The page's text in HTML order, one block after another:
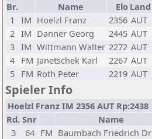
Br.
Name Elo Land
1
IM Hoelzl Franz 2356 AUT
2 IM Danner Georg 2445 AUT
3 IM Wittmann Walter 2272 AUT
4 FM Janetschek Karl 2267 AUT
5 FM Roth Peter 2219 AUT
Spieler Info
Hoelzl Franz IM 2356 AUT Rp:2438
Rd. Snr Name
3
64 FM Baumbach Friedrich Dr